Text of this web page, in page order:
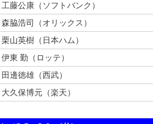
工藤公康（ソフトバンク）
森脇浩司（オリックス）
栗山英樹（日本ハム）
伊東 勤（ロッテ）
田邊徳雄（西武）
大久保博元（楽天）